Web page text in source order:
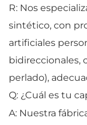
R: Nos
sintético, con
artificiales
bidireccionales,
perlado),
Q: ¿Cuál es tu
A: Nuestra